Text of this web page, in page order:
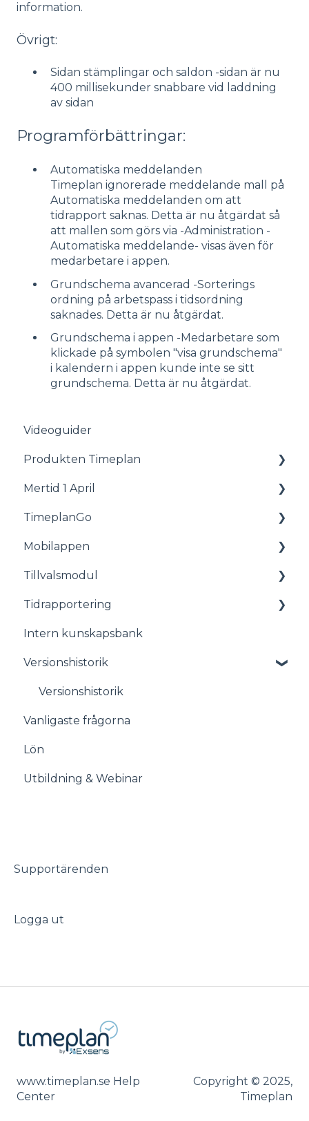
information.
Övrigt:
Sidan stämplingar och saldon -sidan är nu
400 millisekunder snabbare vid laddning
av sidan
Programförbättringar:
Automatiska meddelanden
Timeplan ignorerade meddelande mall på
Automatiska meddelanden om att
tidrapport saknas. Detta är nu åtgärdat så
att mallen som görs via -Administration -
Automatiska meddelande- visas även för
medarbetare i appen.
Grundschema avancerad -Sorterings
ordning på arbetspass i tidsordning
saknades. Detta är nu åtgärdat.
Grundschema i appen -Medarbetare som
klickade på symbolen "visa grundschema"
i kalendern i appen kunde inte se sitt
grundschema. Detta är nu åtgärdat.
Videoguider
Produkten Timeplan
Status
Planering
Personal
Rapporter
Lön
Avtal
Administration
Startsida
Åtgärdslistan
Meddelanden
Frånvaro
Mertid 1 April
Allmänt
TimeplanGo
Rapporter
Mobilappen
För medarbetare
Komma igång med appen
Tillvalsmodul
Tillvalsmodul
Tidrapportering
Stämplingsterminal även kallat Timeclock
Intern kunskapsbank
Versionshistorik
Versionshistorik
Vanligaste frågorna
Lön
Utbildning & Webinar
Supportärenden
Logga ut
www.timeplan.se Help
Center
Copyright © 2025,
Timeplan